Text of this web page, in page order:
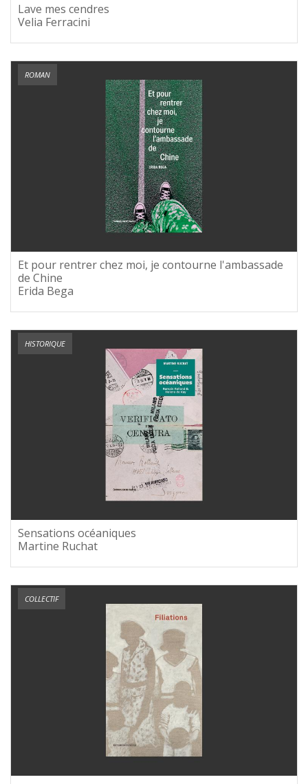
Lave mes cendres
Velia Ferracini
ROMAN
Et pour rentrer chez moi, je contourne l'ambassade
de Chine
Erida Bega
HISTORIQUE
Sensations océaniques
Martine Ruchat
COLLECTIF